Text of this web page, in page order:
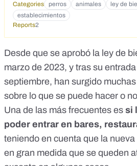
Categories
perros animales
ley de
establecimientos
Reports2
Desde que se aprobó la ley de
marzo de 2023, y tras su
septiembre, han surgido
sobre lo que se puede hacer o
Una de las más frecuentes es si
poder entrar en bares,
teniendo en cuenta que la
en gran medida que se queden